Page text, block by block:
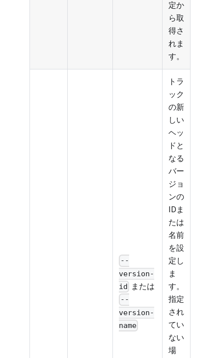
定か
ら取
得さ
れま
す。
--
version-
id
または
--
version-
name
トラ
ック
の新
しい
ヘッ
ドと
なる
バー
ジョ
ンの
IDま
たは
名前
を設
定し
ま
す。
指定
され
てい
ない
場